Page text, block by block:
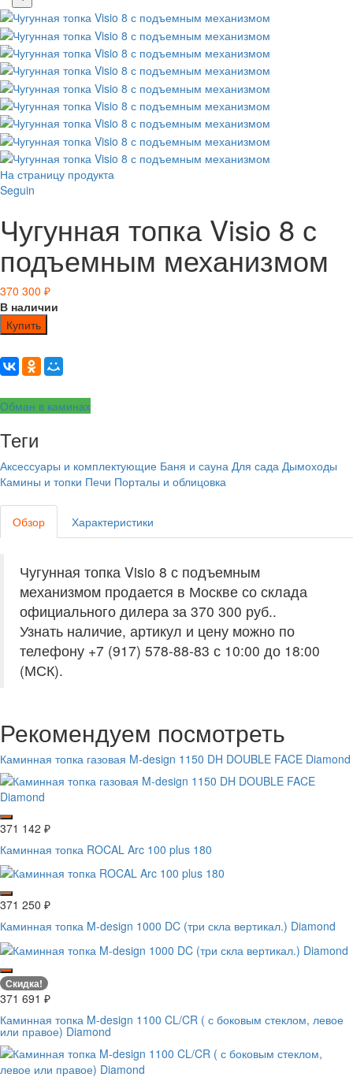
На страницу продукта
Seguin
Чугунная топка Visio 8 с
подъемным механизмом
370 300 ₽
В наличии
Купить
Обман в каминах
Теги
Аксессуары и комплектующие Баня и сауна Для сада Дымоходы
Камины и топки Печи Порталы и облицовка
Обзор Характеристики
Чугунная топка Visio 8 с подъемным
механизмом продается в Москве со склада
официального дилера за 370 300 руб..
Узнать наличие, артикул и цену можно по
телефону +7 (917) 578-88-83 с 10:00 до 18:00
(МСК).
Рекомендуем посмотреть
Каминная топка газовая M-design 1150 DH DOUBLE FACE Diamond
371 142 ₽
Каминная топка ROCAL Arc 100 plus 180
371 250 ₽
Каминная топка M-design 1000 DC (три скла вертикал.) Diamond
Скидка!
371 691 ₽
Каминная топка M-design 1100 CL/CR ( с боковым стеклом, левое
или правое) Diamond